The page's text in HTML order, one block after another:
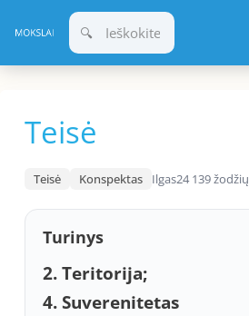
prie
turinio
Teisė
Teisė Konspektas Ilgas24 139 žodžių
Turinys
2. Teritorija;
4. Suverenitetas